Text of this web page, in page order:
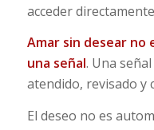
acceder
Amar sin desear no
una señal. Una
atendido, revisado y
El deseo no es